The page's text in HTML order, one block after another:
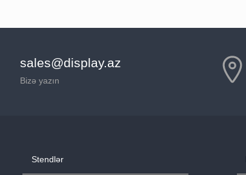
sales@display.az
Bizə yazın
Stendlər